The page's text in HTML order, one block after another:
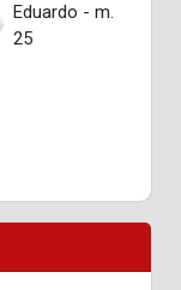
Eduardo - m.
25